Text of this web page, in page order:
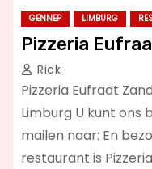
GENNEP LIMBURG
Pizzeria
Rick
Pizzeria Eufraat
Limburg U kunt ons
mailen naar: En
restaurant is